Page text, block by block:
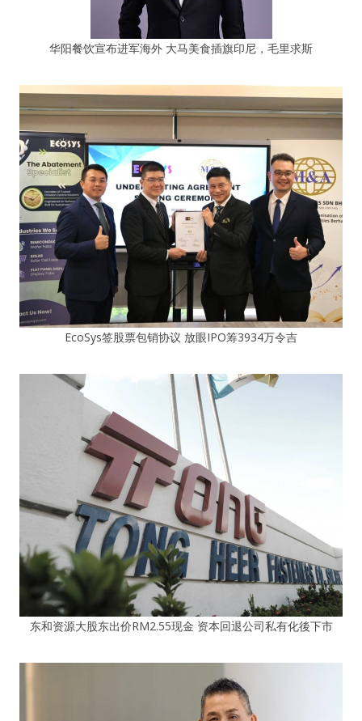
华阳餐饮宣布进军海外 大马美食插旗印尼，毛里求斯
EcoSys签股票包销协议 放眼IPO筹3934万令吉
东和资源大股东出价RM2.55现金 资本回退公司私有化後下市